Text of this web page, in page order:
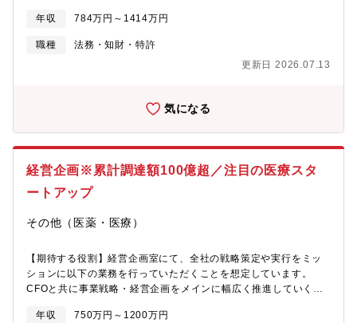
において、成長の原動力となるM&A案件の推進業務や増加するグ
場です。・社長含めマネジメントとの距離が近く、また、グルー
プ会社の経営陣との接点も多く、若いころから経営者の視点を学
営人材を育成します。【配属先】外事・統計部には15名が所属し
入社の方がいらっしゃいます)
総会や取締役会に関わる業務・コーポレート・ガバナンスの体制
整備・推進に関する業務・関連法規動向のチェック&改正時の社内
体制整備・定期的な悉皆反社チェック・保有知財のメンテナンス
および被侵害チェック・第三者知財の侵害チェック、パンフレッ
当のほか、顧問弁護士事務所、各領域に強い様々な弁護士と連携
ア事業本部 メディカル事業部 ソリューション部 HRユニット
担っていただける方を募集しております。【ビジョン】ヘルスケ
アの産業化・同社は「ヘルスケアの産業化」をビジョンとして掲
化社会の日本において、医療・介護は社会インフラとして非常に
状です。同社はそれらの地域社会に必要とされる病院の経営課題
を解決し、病院の価値や医療サービス品質向上を推進すること
で、日本の医療を産業として維持していくことを目標に日々活動
しております。【会社ミッション】変革を通じて医療・介護のあ
年収 784万円～1414万円
職種
法務・知財・特許
更新日 2026.07.13
気になる
経営企画※累計調達額100億超／注目の医療スタ
ートアップ
その他（医薬・医療）
【期待する役割】経営企画室にて、全社の戦略策定や実行をミッ
ションに以下の業務を行っていただくことを想定しています。
CFOと共に事業戦略・経営企画をメインに幅広く推進していくこ
算策定、予算管理、中期経営計画策定■各事業部の予算策定、予算
年収 750万円～1200万円